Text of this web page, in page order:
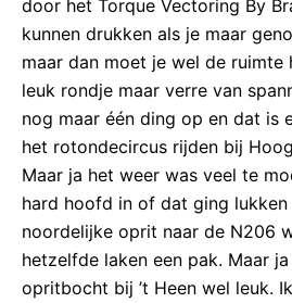
door het Torque Vectoring By
kunnen drukken als je maar
maar dan moet je wel de ruimte
leuk rondje maar verre van
nog maar één ding op en dat is
het rotondecircus rijden bij
Maar ja het weer was veel te
hard hoofd in of dat ging
noordelijke oprit naar de N206
hetzelfde laken een pak. Maar
opritbocht bij ’t Heen wel leuk.